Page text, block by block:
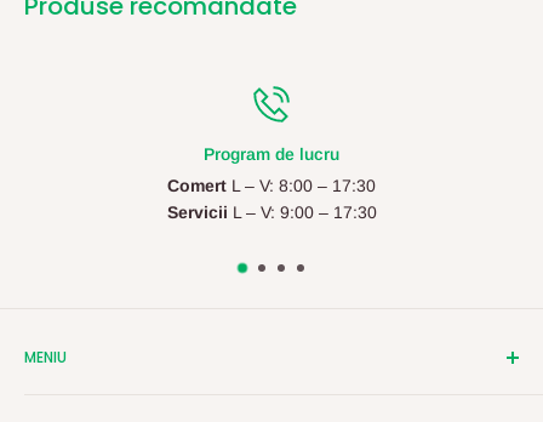
Program de lucru
Comert L – V: 8:00 – 17:30
Servicii L – V: 9:00 – 17:30
MENIU